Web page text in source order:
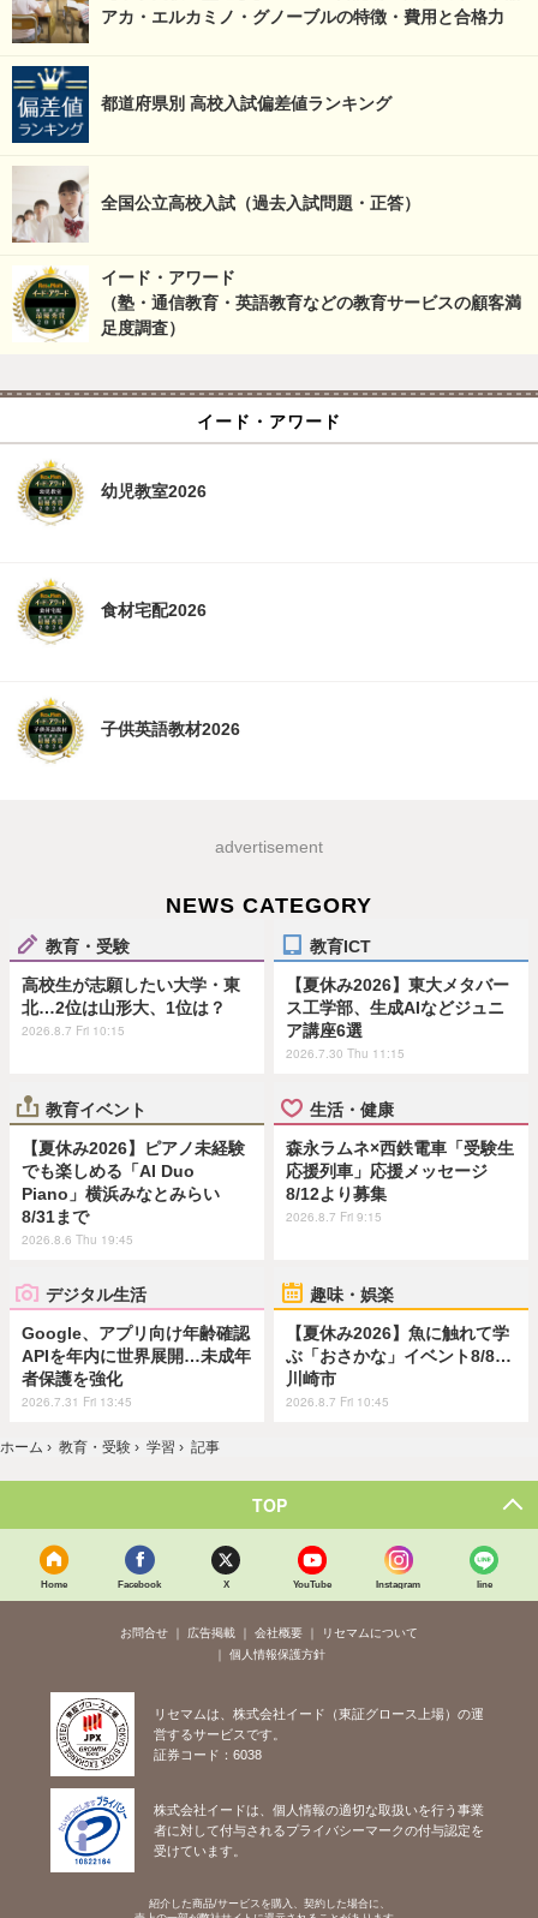
アカ・エルカミノ・グノーブルの特徴・費用と合格力
都道府県別 高校入試偏差値ランキング
全国公立高校入試（過去入試問題・正答）
イード・アワード
（塾・通信教育・英語教育などの教育サービスの顧客満
足度調査）
イード・アワード
幼児教室2026
食材宅配2026
子供英語教材2026
advertisement
NEWS CATEGORY
教育・受験
高校生が志願したい大学・東
北…2位は山形大、1位は？
2026.8.7 Fri 10:15
教育ICT
【夏休み2026】東大メタバー
ス工学部、生成AIなどジュニ
ア講座6選
2026.7.30 Thu 11:15
教育イベント
【夏休み2026】ピアノ未経験
でも楽しめる「AI Duo
Piano」横浜みなとみらい
8/31まで
2026.8.6 Thu 19:45
生活・健康
森永ラムネ×西鉄電車「受験生
応援列車」応援メッセージ
8/12より募集
2026.8.7 Fri 9:15
デジタル生活
Google、アプリ向け年齢確認
APIを年内に世界展開…未成年
者保護を強化
2026.7.31 Fri 13:45
趣味・娯楽
【夏休み2026】魚に触れて学
ぶ「おさかな」イベント8/8…
川崎市
2026.8.7 Fri 10:45
ホーム › 教育・受験 › 学習 › 記事
TOP
Home Facebook X YouTube Instagram line
お問合せ 広告掲載 会社概要
リセマムについて
個人情報保護方針
リセマムは、株式会社イード（東証グロース上場）の運
営するサービスです。
証券コード：6038
株式会社イードは、個人情報の適切な取扱いを行う事業
者に対して付与されるプライバシーマークの付与認定を
受けています。
紹介した商品/サービスを購入、契約した場合に、